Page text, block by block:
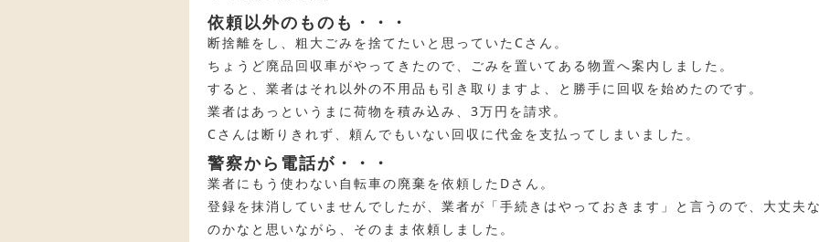
依頼以外のものも・・・
断捨離をし、粗大ごみを捨てたいと思っていたCさん。
ちょうど廃品回収車がやってきたので、ごみを置いてある物置へ案内しました。
すると、業者はそれ以外の不用品も引き取りますよ、と勝手に回収を始めたのです。
業者はあっというまに荷物を積み込み、3万円を請求。
Cさんは断りきれず、頼んでもいない回収に代金を支払ってしまいました。
警察から電話が・・・
業者にもう使わない自転車の廃棄を依頼したDさん。
登録を抹消していませんでしたが、業者が「手続きはやっておきます」と言うので、大丈夫
のかなと思いながら、そのまま依頼しました。